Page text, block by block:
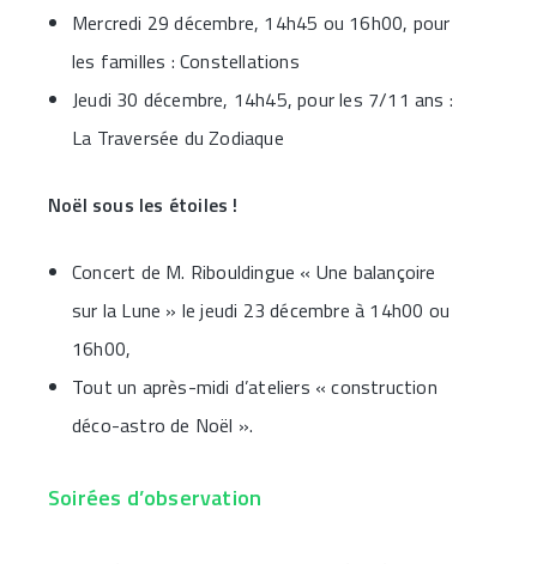
Mercredi 29 décembre, 14h45 ou 16h00, pour
les familles : Constellations
Jeudi 30 décembre, 14h45, pour les 7/11 ans :
La Traversée du Zodiaque
Noël sous les étoiles !
Concert de M. Ribouldingue « Une balançoire
sur la Lune » le jeudi 23 décembre à 14h00 ou
16h00,
Tout un après-midi d’ateliers « construction
déco-astro de Noël ».
Soirées d’observation